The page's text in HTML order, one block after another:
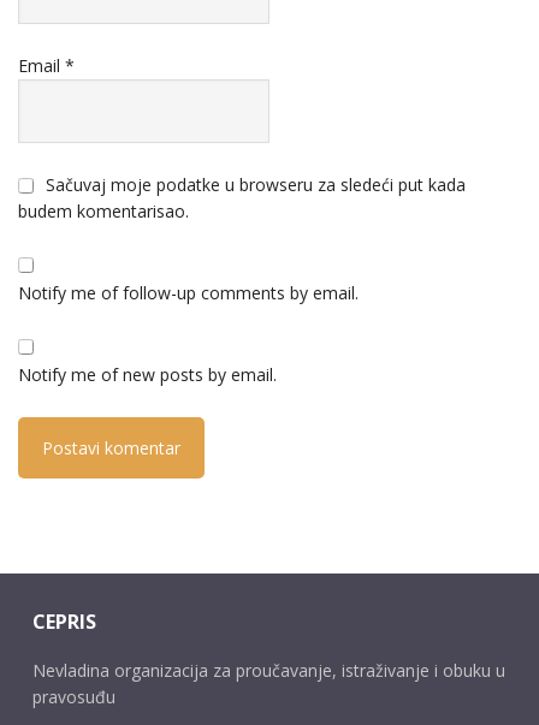
Email *
Sačuvaj moje podatke u browseru za sledeći put kada
budem komentarisao.
Notify me of follow-up comments by email.
Notify me of new posts by email.
CEPRIS
Nevladina organizacija za proučavanje, istraživanje i obuku u
pravosuđu